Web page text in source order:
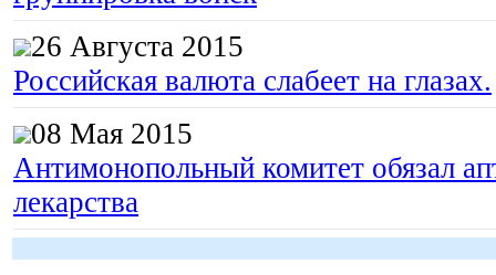
26 Августа 2015
Российская валюта слабеет на глазах.
08 Мая 2015
Антимонопольный комитет обязал
лекарства